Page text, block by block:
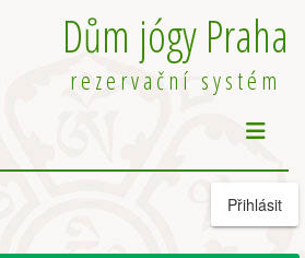
Dům jógy Praha
rezervační systém
Přihlásit